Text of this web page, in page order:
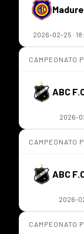
2026-02-25 ·
CAMPEONATO
ABC
2026-
CAMPEONATO
ABC
2026-
CAMPEONATO